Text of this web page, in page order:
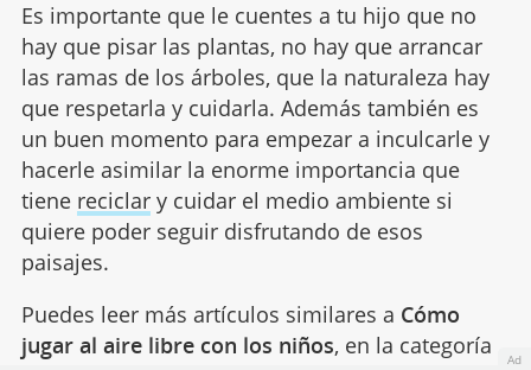
Es importante que le cuentes a tu hijo que no
hay que pisar las plantas, no hay que arrancar
las ramas de los árboles, que la naturaleza hay
que respetarla y cuidarla. Además también es
un buen momento para empezar a inculcarle y
hacerle asimilar la enorme importancia que
tiene reciclary cuidar el medio ambiente si
quiere poder seguir disfrutando de esos
paisajes.
Puedes leer más artículos similares a Cómo
jugar al aire libre con los niños, en la categoría
Ad